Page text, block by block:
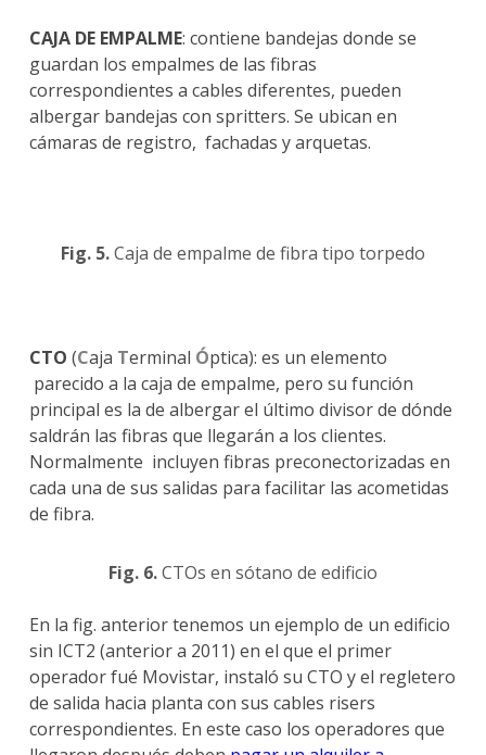
CAJA DE EMPALME: contiene bandejas donde se
guardan los empalmes de las fibras
correspondientes a cables diferentes, pueden
albergar bandejas con spritters. Se ubican en
cámaras de registro, fachadas y arquetas.
Fig. 5.Caja de empalme de fibra tipo torpedo
CTO (Caja Terminal Óptica): es un elemento
parecido a la caja de empalme, pero su función
principal es la de albergar el último divisor de dónde
saldrán las fibras que llegarán a los clientes.
Normalmente incluyen fibras preconectorizadas en
cada una de sus salidas para facilitar las acometidas
de fibra.
Fig. 6.CTOs en sótano de edificio
En la fig. anterior tenemos un ejemplo de un edificio
sin ICT2 (anterior a 2011) en el que el primer
operador fué Movistar, instaló su CTO y el regletero
de salida hacia planta con sus cables risers
correspondientes. En este caso los operadores que